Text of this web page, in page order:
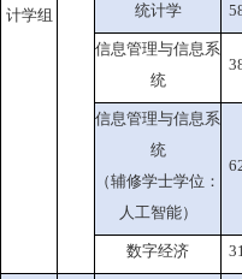
计学组
统计学
信息管理与信息系
统
信息管理与信息系
统
（辅修学士学位：
人工智能）
数字经济